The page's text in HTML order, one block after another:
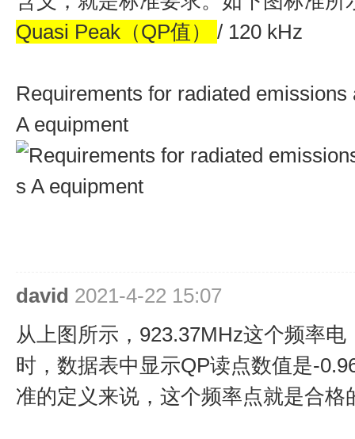
Quasi Peak（QP值） / 120 kHz
Requirements for radiated
A equipment
david 2021-4-22 15:07
从上图所示，923.37MHz这个频率
时，数据表中显示QP读点数值是-
准的定义来说，这个频率点就是合格